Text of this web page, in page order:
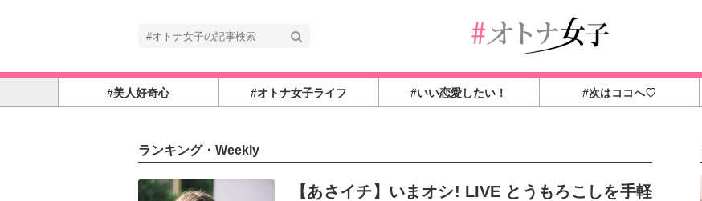
#美人好奇心 #オトナ女子ライフ #いい恋愛したい！ #次はココへ♡
ランキング・Weekly
【あさイチ】いまオシ! LIVE とうもろこしを手軽